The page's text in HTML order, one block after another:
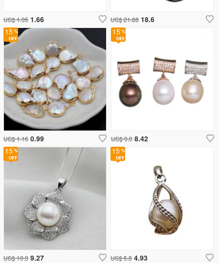
US$ 1.95 1.66
15
US$ 5.8 4.93
15
US$ 10.9 9.27
15
US$ 1.16 0.99
US$ 21.88 18.6
15
US$ 9.9 8.42